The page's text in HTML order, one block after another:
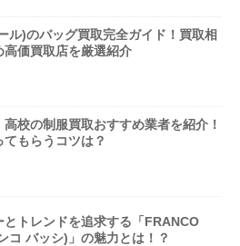
ル)のバッグ買取完全ガイド！買取相
高価買取店を厳選紹介
校の制服買取おすすめ業者を紹介！
もらうコツは？
とトレンドを追求する「FRANCO
コ バッシ)」の魅力とは！？